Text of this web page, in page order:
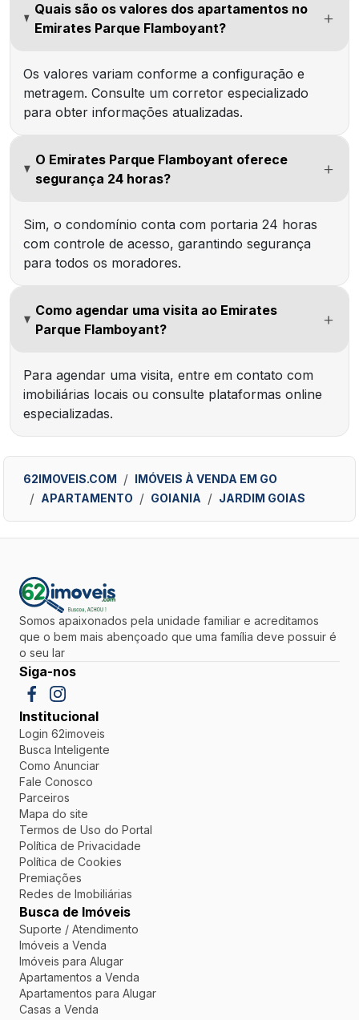
Quais são os valores dos apartamentos no
Emirates Parque Flamboyant?
Os valores variam conforme a configuração e
metragem. Consulte um corretor especializado
para obter informações atualizadas.
O Emirates Parque Flamboyant oferece
segurança 24 horas?
Sim, o condomínio conta com portaria 24 horas
com controle de acesso, garantindo segurança
para todos os moradores.
Como agendar uma visita ao Emirates
Parque Flamboyant?
Para agendar uma visita, entre em contato com
imobiliárias locais ou consulte plataformas online
especializadas.
62IMOVEIS.COM
IMÓVEIS À VENDA EM GO
APARTAMENTO
GOIANIA JARDIM GOIAS
Somos apaixonados pela unidade familiar e acreditamos
que o bem mais abençoado que uma família deve possuir é
o seu lar
Siga-nos
Institucional
Login 62imoveis
Busca Inteligente
Como Anunciar
Fale Conosco
Parceiros
Mapa do site
Termos de Uso do Portal
Política de Privacidade
Política de Cookies
Premiações
Redes de Imobiliárias
Busca de Imóveis
Suporte / Atendimento
Imóveis a Venda
Imóveis para Alugar
Apartamentos a Venda
Apartamentos para Alugar
Casas a Venda